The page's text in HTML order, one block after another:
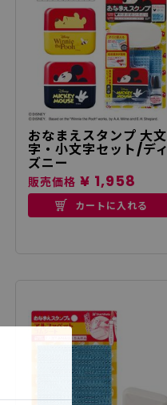
おなまえスタンプ 大文
字・小文字セット/ディ
ズニー
販売価格 ¥ 1,958
カートに入れる